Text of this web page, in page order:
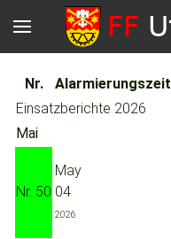
Nr. Alarmierungszeit
Einsatzberichte 2026
Mai
Nr. 50
May
04
2026